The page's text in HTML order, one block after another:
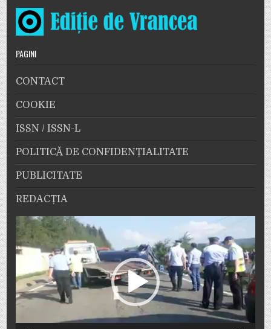
PAGINI
CONTACT
COOKIE
ISSN / ISSN-L
POLITICĂ DE CONFIDENȚIALITATE
PUBLICITATE
REDACȚIA
Player
video